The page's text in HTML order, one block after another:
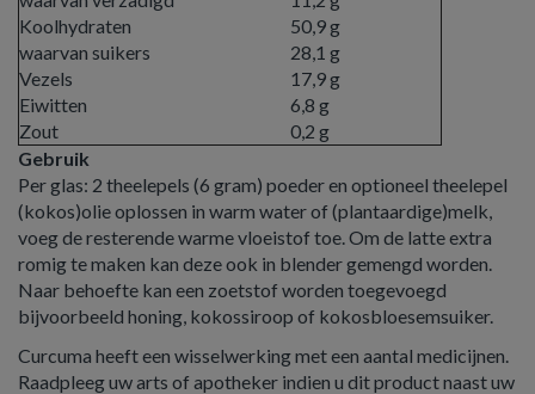
Koolhydraten
50,9 g
waarvan suikers
28,1 g
Vezels
17,9 g
Eiwitten
6,8 g
Zout
0,2 g
Gebruik
Per glas: 2 theelepels (6 gram) poeder en optioneel theelepel
(kokos)olie oplossen in warm water of (plantaardige)melk,
voeg de resterende warme vloeistof toe. Om de latte extra
romig te maken kan deze ook in blender gemengd worden.
Naar behoefte kan een zoetstof worden toegevoegd
bijvoorbeeld honing, kokossiroop of kokosbloesemsuiker.
Curcuma heeft een wisselwerking met een aantal medicijnen.
Raadpleeg uw arts of apotheker indien u dit product naast uw